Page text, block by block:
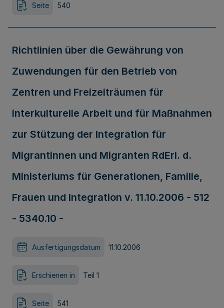
Seite 540
Richtlinien über die Gewährung von
Zuwendungen für den Betrieb von
Zentren und Freizeiträumen für
interkulturelle Arbeit und für Maßnahmen
zur Stützung der Integration für
Migrantinnen und Migranten RdErl. d.
Ministeriums für Generationen, Familie,
Frauen und Integration v. 11.10.2006 - 512
- 5340.10 -
Ausfertigungsdatum 11.10.2006
Erschienen in Teil 1
Seite 541